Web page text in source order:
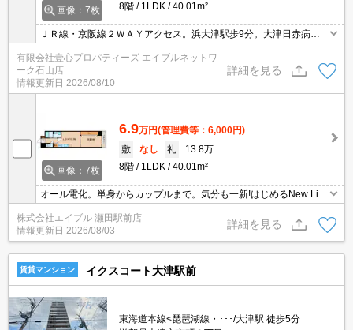
画像：7枚
8階
1LDK 40.01m²
ＪＲ線・京阪線２ＷＡＹアクセス。浜大津駅歩9分。大津日赤病院
へ310m。設備に注目。
有限会社壹心プロパティーズ エイブルネットワ
ーク石山店
情報更新日 2026/08/10
詳細を見る
画像：7枚
6.9万円(管理費等：6,000円)
敷
なし 礼
13.8万
8階
1LDK 40.01m²
オール電化。単身からカップルまで。気分も一新!はじめるNew Lif
e。
株式会社エイブル 瀬田駅前店
情報更新日 2026/08/03
詳細を見る
賃貸マンション イクスコート大津駅前
東海道本線<琵琶湖線・･･･/大津駅 徒歩5分